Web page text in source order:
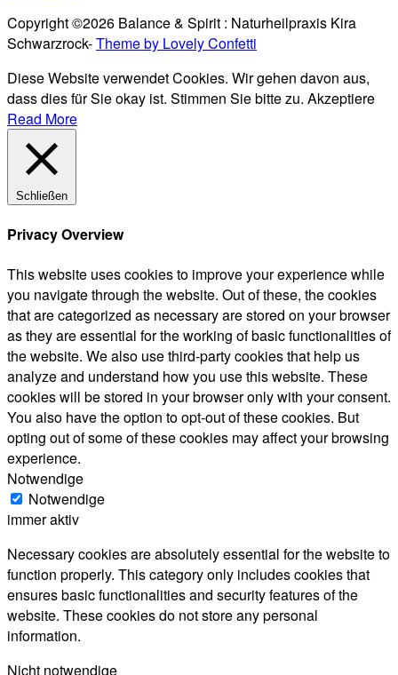
Copyright ©2026 Balance & Spirit : Naturheilpraxis Kira
Schwarzrock-Theme by Lovely Confetti
Diese Website verwendet Cookies. Wir gehen davon aus,
dass dies für Sie okay ist. Stimmen Sie bitte zu. Akzeptiere
Read More
Schließen
Privacy Overview
This website uses cookies to improve your experience while
you navigate through the website. Out of these, the cookies
that are categorized as necessary are stored on your browser
as they are essential for the working of basic functionalities of
the website. We also use third-party cookies that help us
analyze and understand how you use this website. These
cookies will be stored in your browser only with your consent.
You also have the option to opt-out of these cookies. But
opting out of some of these cookies may affect your browsing
experience.
Notwendige
Notwendige
immer aktiv
Necessary cookies are absolutely essential for the website to
function properly. This category only includes cookies that
ensures basic functionalities and security features of the
website. These cookies do not store any personal
information.
Nicht notwendige